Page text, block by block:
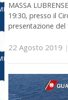
MASSA
19:30, presso il
presentazione
22 Agosto 2019 |